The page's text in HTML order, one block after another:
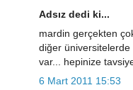
Adsız dedi ki...
mardin gerçekten
diğer
var... hepinize
6 Mart 2011 15:53